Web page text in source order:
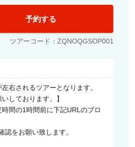
予約する
ツアーコード：ZQNOQGSOP001
右されるツアーとなります。
しております。】
間の1時間前に下記URLのブロ
をお願い致します。